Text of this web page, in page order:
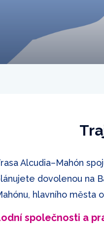
Alcudia–⁠Mahón
dovolenou na
hlavního města
společnosti a